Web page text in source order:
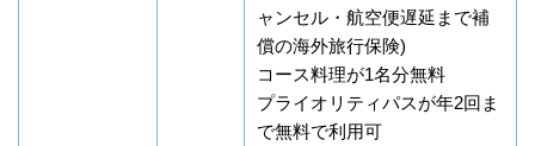
ャンセル・航空便遅延まで補
償の海外旅行保険)
コース料理が1名分無料
プライオリティパスが年2回ま
で無料で利用可